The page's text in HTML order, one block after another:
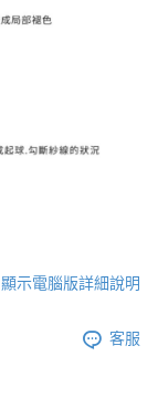
顯示電腦版詳細說明
客服